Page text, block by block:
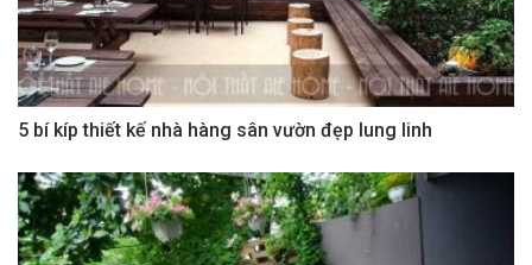
5 bí kíp thiết kế nhà hàng sân vườn đẹp lung linh